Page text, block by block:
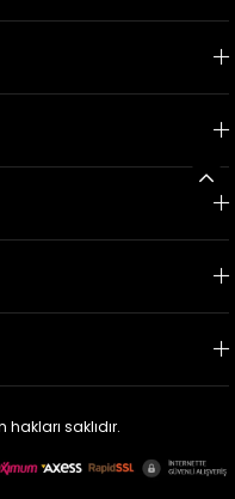
saklıdır.